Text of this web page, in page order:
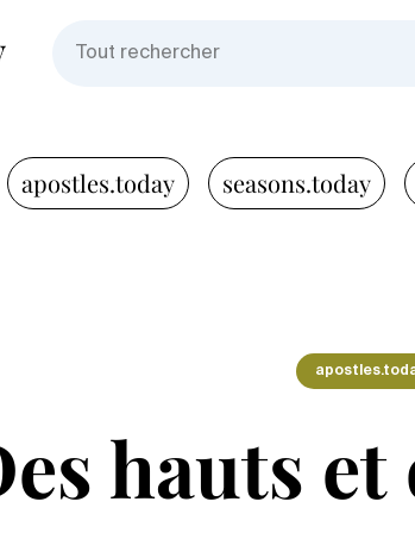
apostles.today seasons.today
hauts